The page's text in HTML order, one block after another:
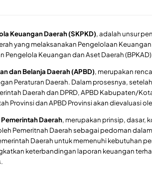
Keuangan Daerah (SKPKD), adalah unsur
yang melaksanakan Pengelolaan
Pengelola Keuangan dan Aset Daerah
dan Belanja Daerah (APBD), merupakan
Peraturan Daerah. Dalam prosesnya,
Daerah dan DPRD, APBD Kabupaten/
Provinsi dan APBD Provinsi akan dievaluasi
Daerah, merupakan prinsip, dasar,
Pemeritnah Daerah sebagai pedoman
Daerah untuk memenuhi kebutuhan
keterbandingan laporan keuangan